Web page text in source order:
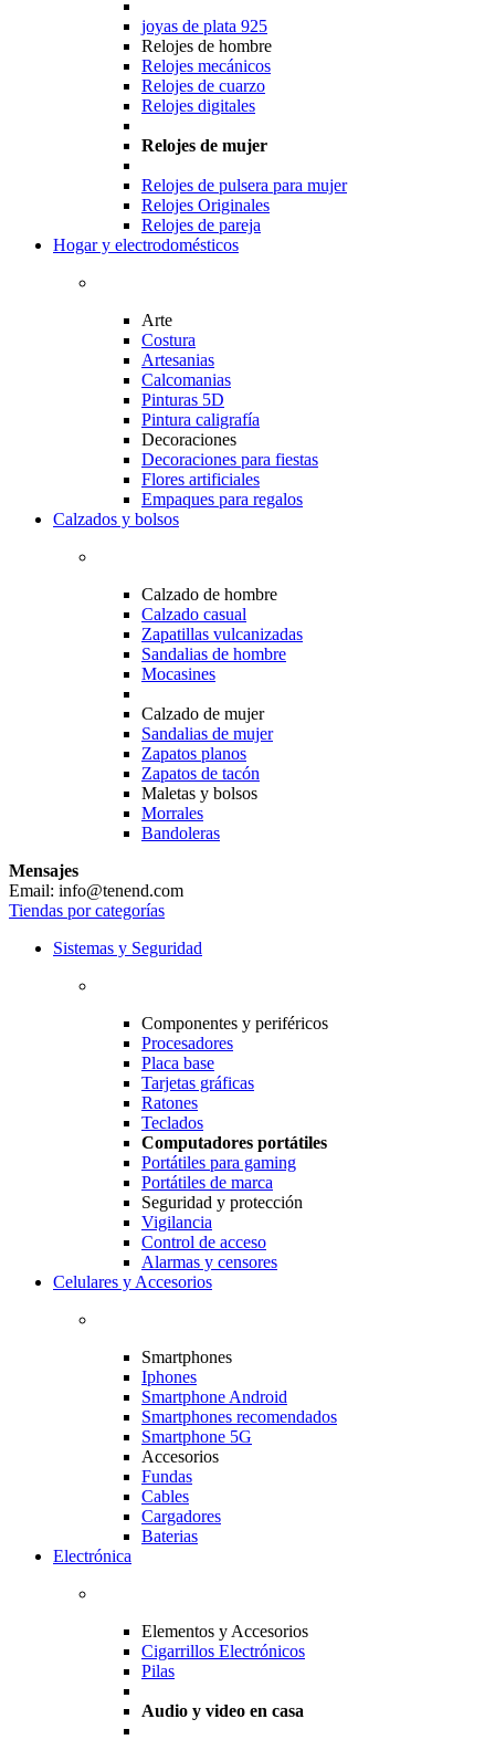
joyas de plata 925
Relojes de hombre
Relojes mecánicos
Relojes de cuarzo
Relojes digitales
Relojes de mujer
Relojes de pulsera para mujer
Relojes Originales
Relojes de pareja
Hogar y electrodomésticos
Arte
Costura
Artesanias
Calcomanias
Pinturas 5D
Pintura caligrafía
Decoraciones
Decoraciones para fiestas
Flores artificiales
Empaques para regalos
Calzados y bolsos
Calzado de hombre
Calzado casual
Zapatillas vulcanizadas
Sandalias de hombre
Mocasines
Calzado de mujer
Sandalias de mujer
Zapatos planos
Zapatos de tacón
Maletas y bolsos
Morrales
Bandoleras
Mensajes
Email: info@tenend.com
Tiendas por categorías
Sistemas y Seguridad
Componentes y periféricos
Procesadores
Placa base
Tarjetas gráficas
Ratones
Teclados
Computadores portátiles
Portátiles para gaming
Portátiles de marca
Seguridad y protección
Vigilancia
Control de acceso
Alarmas y censores
Celulares y Accesorios
Smartphones
Iphones
Smartphone Android
Smartphones recomendados
Smartphone 5G
Accesorios
Fundas
Cables
Cargadores
Baterias
Electrónica
Elementos y Accesorios
Cigarrillos Electrónicos
Pilas
Audio y video en casa